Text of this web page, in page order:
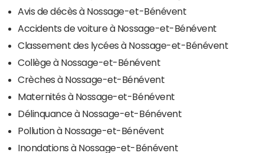
Avis de décès à Nossage-et-Bénévent
Accidents de voiture à Nossage-et-Bénévent
Classement des lycées à Nossage-et-Bénévent
Collège à Nossage-et-Bénévent
Crèches à Nossage-et-Bénévent
Maternités à Nossage-et-Bénévent
Délinquance à Nossage-et-Bénévent
Pollution à Nossage-et-Bénévent
Inondations à Nossage-et-Bénévent